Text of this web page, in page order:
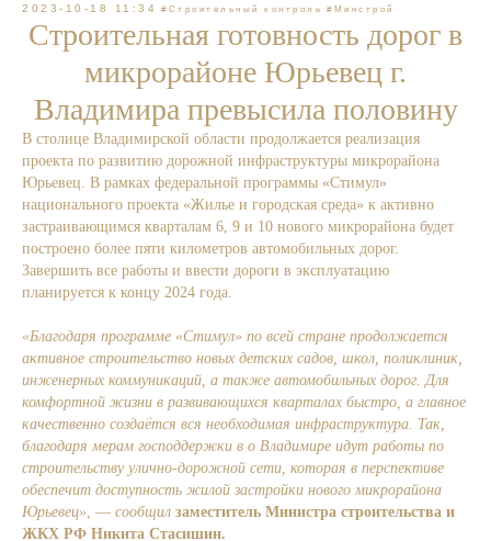
2023-10-18 11:34 #Строительный контроль #Минстрой
Строительная готовность дорог в
микрорайоне Юрьевец г.
Владимира превысила половину
В столице Владимирской области продолжается реализация
проекта по развитию дорожной инфраструктуры микрорайона
Юрьевец. В рамках федеральной программы «Стимул»
национального проекта «Жилье и городская среда» к активно
застраивающимся кварталам 6, 9 и 10 нового микрорайона будет
построено более пяти километров автомобильных дорог.
Завершить все работы и ввести дороги в эксплуатацию
планируется к концу 2024 года.
«Благодаря программе «Стимул» по всей стране продолжается
активное строительство новых детских садов, школ, поликлиник,
инженерных коммуникаций, а также автомобильных дорог. Для
комфортной жизни в развивающихся кварталах быстро, а главное
качественно создаётся вся необходимая инфраструктура. Так,
благодаря мерам господдержки в о Владимире идут работы по
строительству улично-дорожной сети, которая в перспективе
обеспечит доступность жилой застройки нового микрорайона
Юрьевец», — сообщил заместитель Министра строительства и
ЖКХ РФ Никита Стасишин.